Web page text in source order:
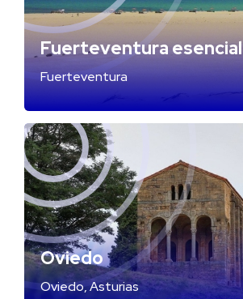
Fuerteventura esencial
Fuerteventura
Oviedo
Oviedo, Asturias